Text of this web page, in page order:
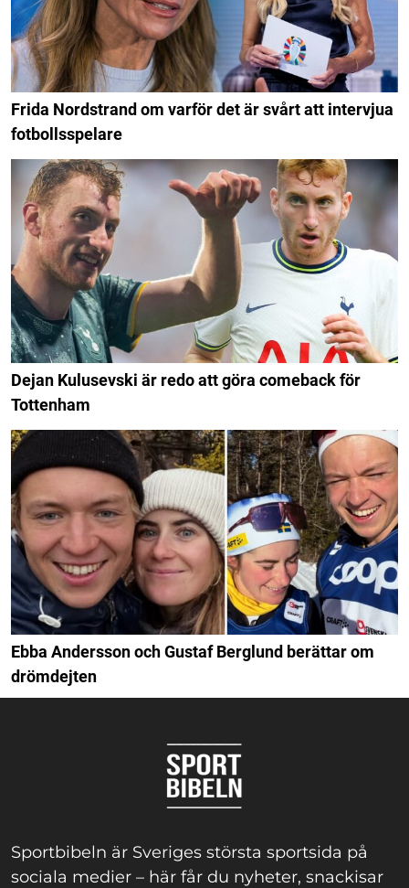
Frida Nordstrand om varför det är svårt att intervjua
fotbollsspelare
Dejan Kulusevski är redo att göra comeback för
Tottenham
Ebba Andersson och Gustaf Berglund berättar om
drömdejten
Sportbibeln är Sveriges största sportsida på
sociala medier – här får du nyheter, snackisar